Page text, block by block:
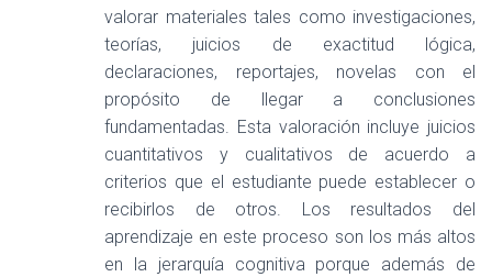
valorar materiales tales como investigaciones,
teorías, juicios de exactitud lógica,
declaraciones, reportajes, novelas con el
propósito de llegar a conclusiones
fundamentadas. Esta valoración incluye juicios
cuantitativos y cualitativos de acuerdo a
criterios que el estudiante puede establecer o
recibirlos de otros. Los resultados del
aprendizaje en este proceso son los más altos
en la jerarquía cognitiva porque además de